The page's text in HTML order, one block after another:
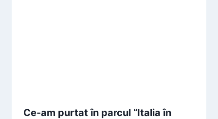
Ce-am purtat în parcul “Italia în